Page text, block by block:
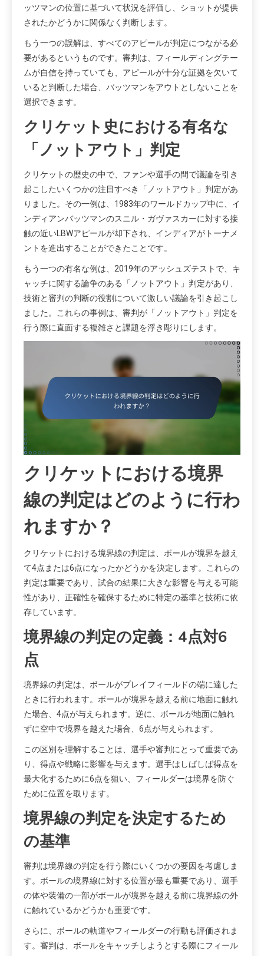
ッツマンの位置に基づいて状況を評価し、ショットが提供
されたかどうかに関係なく判断します。
もう一つの誤解は、すべてのアピールが判定につながる必
要があるというものです。審判は、フィールディングチー
ムが自信を持っていても、アピールが十分な証拠を欠いて
いると判断した場合、バッツマンをアウトとしないことを
選択できます。
クリケット史における有名な
「ノットアウト」判定
クリケットの歴史の中で、ファンや選手の間で議論を引き
起こしたいくつかの注目すべき「ノットアウト」判定があ
りました。その一例は、1983年のワールドカップ中に、イ
ンディアンバッツマンのスニル・ガヴァスカーに対する接
触の近いLBWアピールが却下され、インディアがトーナメ
ントを進出することができたことです。
もう一つの有名な例は、2019年のアッシュズテストで、キ
ャッチに関する論争のある「ノットアウト」判定があり、
技術と審判の判断の役割について激しい議論を引き起こし
ました。これらの事例は、審判が「ノットアウト」判定を
行う際に直面する複雑さと課題を浮き彫りにします。
クリケットにおける境界
線の判定はどのように行わ
れますか？
クリケットにおける境界線の判定は、ボールが境界を越え
て4点または6点になったかどうかを決定します。これらの
判定は重要であり、試合の結果に大きな影響を与える可能
性があり、正確性を確保するために特定の基準と技術に依
存しています。
境界線の判定の定義：4点対6
点
境界線の判定は、ボールがプレイフィールドの端に達した
ときに行われます。ボールが境界を越える前に地面に触れ
た場合、4点が与えられます。逆に、ボールが地面に触れ
ずに空中で境界を越えた場合、6点が与えられます。
この区別を理解することは、選手や審判にとって重要であ
り、得点や戦略に影響を与えます。選手はしばしば得点を
最大化するために6点を狙い、フィールダーは境界を防ぐ
ために位置を取ります。
境界線の判定を決定するため
の基準
審判は境界線の判定を行う際にいくつかの要因を考慮しま
す。ボールの境界線に対する位置が最も重要であり、選手
の体や装備の一部がボールが境界を越える前に境界線の外
に触れているかどうかも重要です。
さらに、ボールの軌道やフィールダーの行動も評価されま
す。審判は、ボールをキャッチしようとする際にフィール